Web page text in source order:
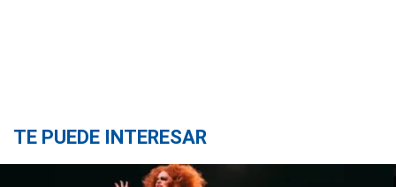
TE PUEDE INTERESAR